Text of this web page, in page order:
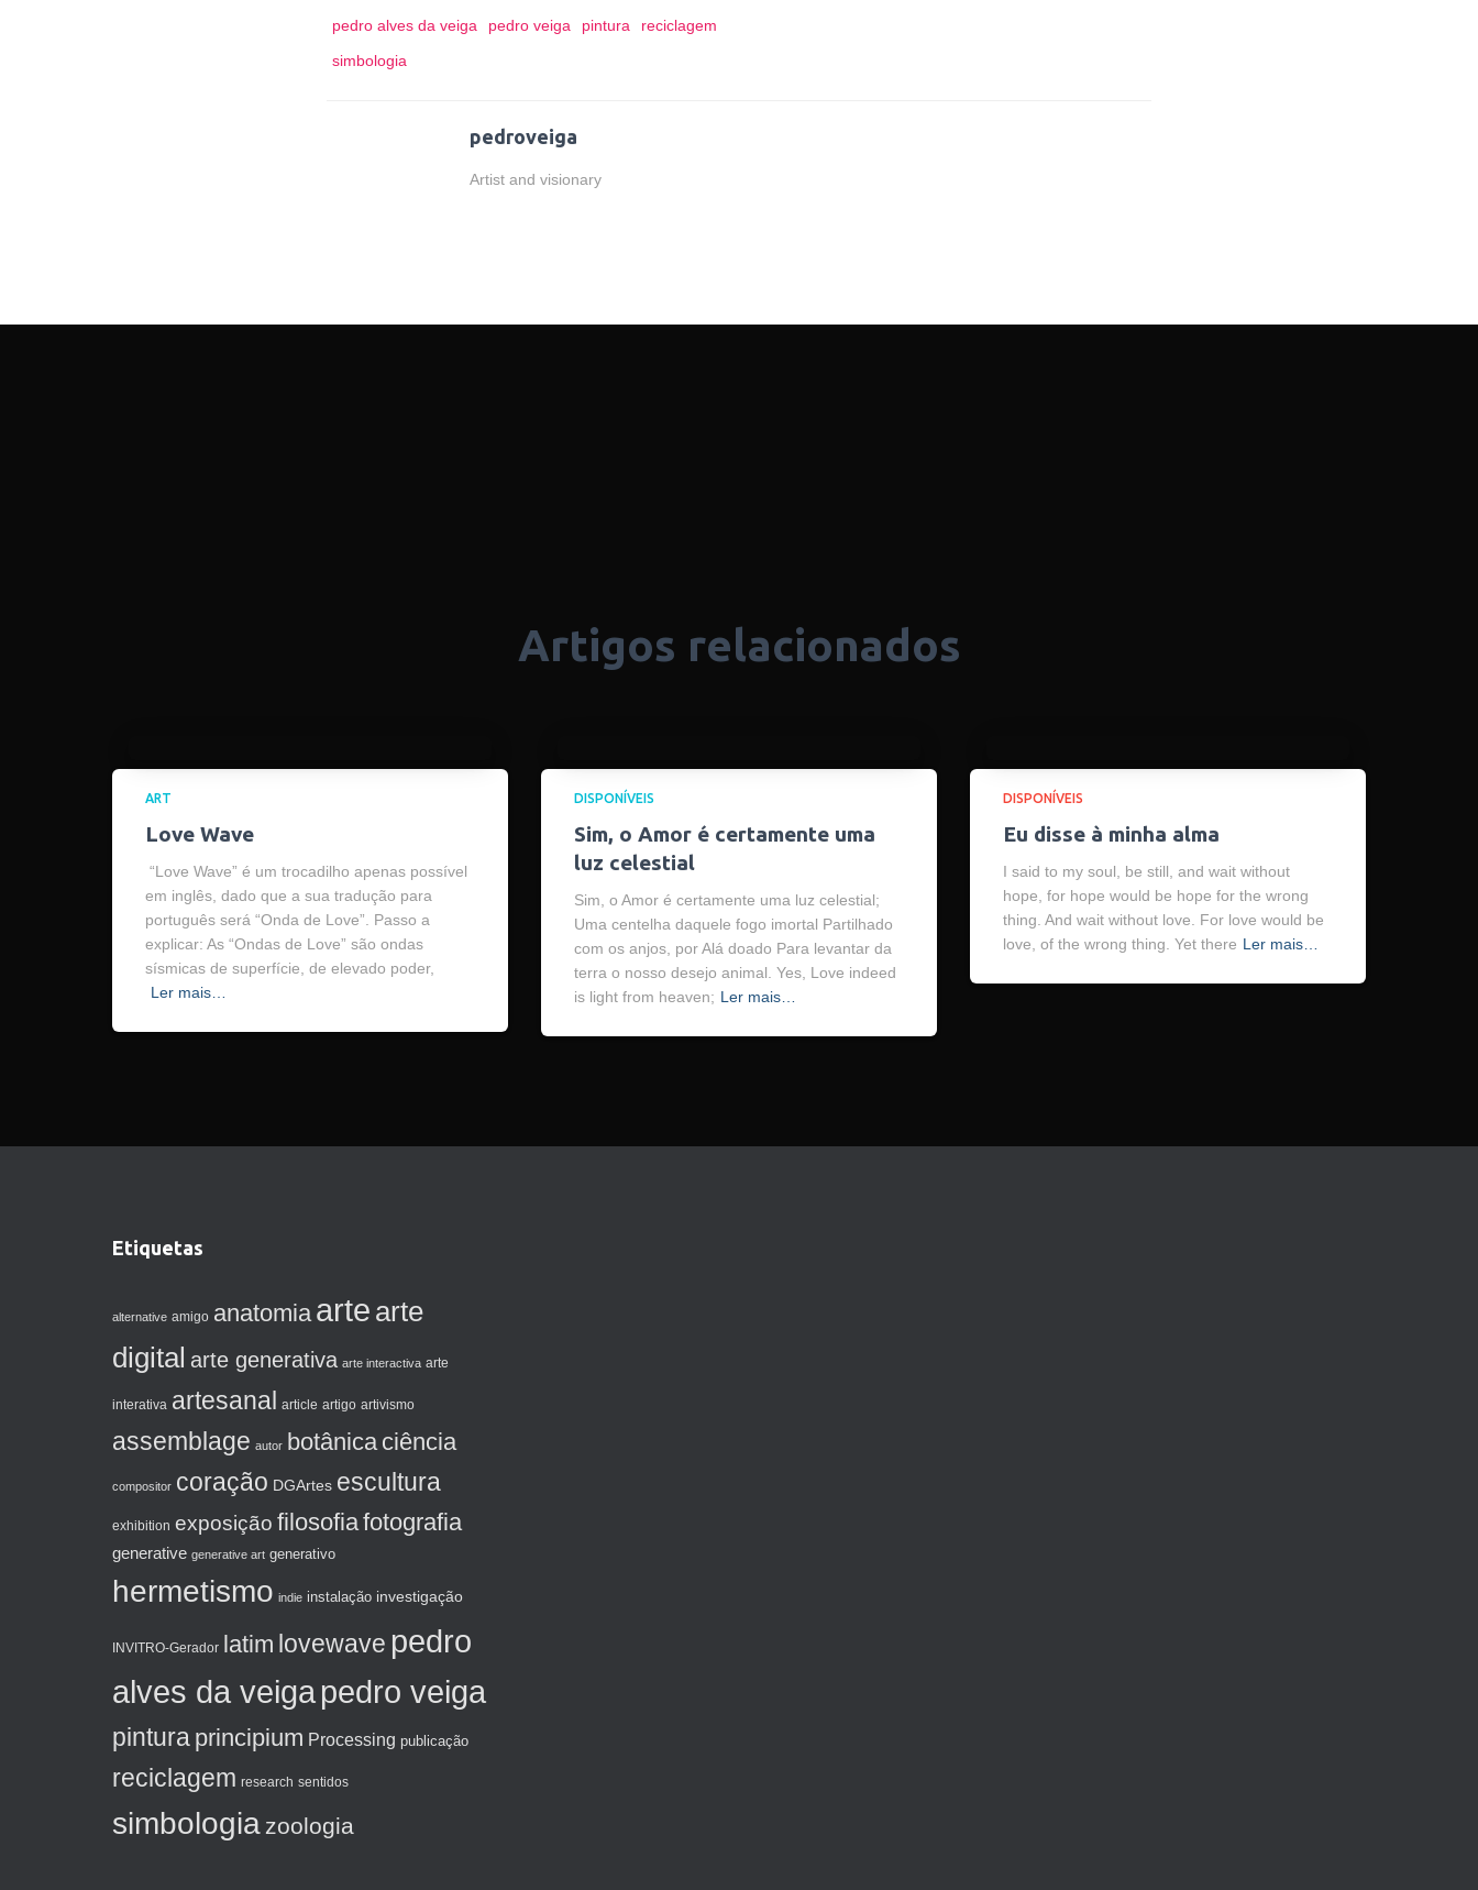
pedro alves da veiga
pedro veiga pintura
reciclagem
simbologia
pedroveiga
Artist and visionary
Artigos relacionados
ART
Love Wave
“Love Wave” é um trocadilho apenas possível
em inglês, dado que a sua tradução para
português será “Onda de Love”. Passo a
explicar: As “Ondas de Love” são ondas
sísmicas de superfície, de elevado poder,
Ler mais…
DISPONÍVEIS
Sim, o Amor é certamente uma
luz celestial
Sim, o Amor é certamente uma luz celestial;
Uma centelha daquele fogo imortal Partilhado
com os anjos, por Alá doado Para levantar da
terra o nosso desejo animal. Yes, Love indeed
is light from heaven; Ler mais…
DISPONÍVEIS
Eu disse à minha alma
I said to my soul, be still, and wait without
hope, for hope would be hope for the wrong
thing. And wait without love. For love would be
love, of the wrong thing. Yet there Ler mais…
Etiquetas
alternative amigo anatomia arte arte
digital arte generativa arte interactiva arte
interativa artesanal article artigo artivismo
assemblage autor botânica ciência
compositor coração DGArtes escultura
exhibition exposição filosofiafotografia
generative generative art generativo
hermetismo indie instalação investigação
INVITRO-Gerador latim lovewave pedro
alves da veigapedro veiga
pintura principium Processing publicação
reciclagem research sentidos
simbologiazoologia